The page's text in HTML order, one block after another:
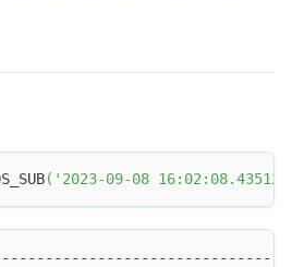
( '2023-09-08